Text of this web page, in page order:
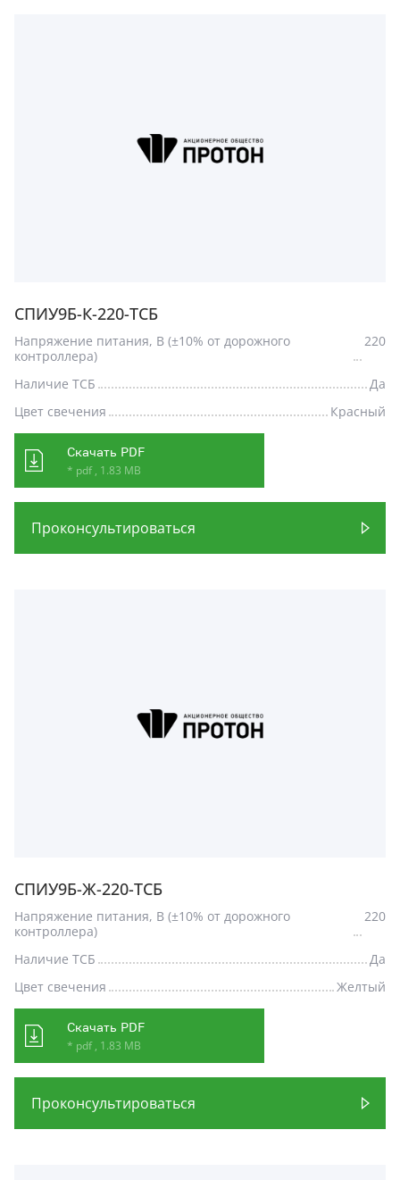
СПИУ9Б-К-220-ТСБ
Напряжение питания, В (±10% от дорожного
контроллера)
220
Наличие ТСБ
Да
Цвет свечения
Красный
Скачать PDF
* pdf , 1.83 MB
Проконсультироваться
СПИУ9Б-Ж-220-ТСБ
Напряжение питания, В (±10% от дорожного
контроллера)
220
Наличие ТСБ
Да
Цвет свечения
Желтый
Скачать PDF
* pdf , 1.83 MB
Проконсультироваться